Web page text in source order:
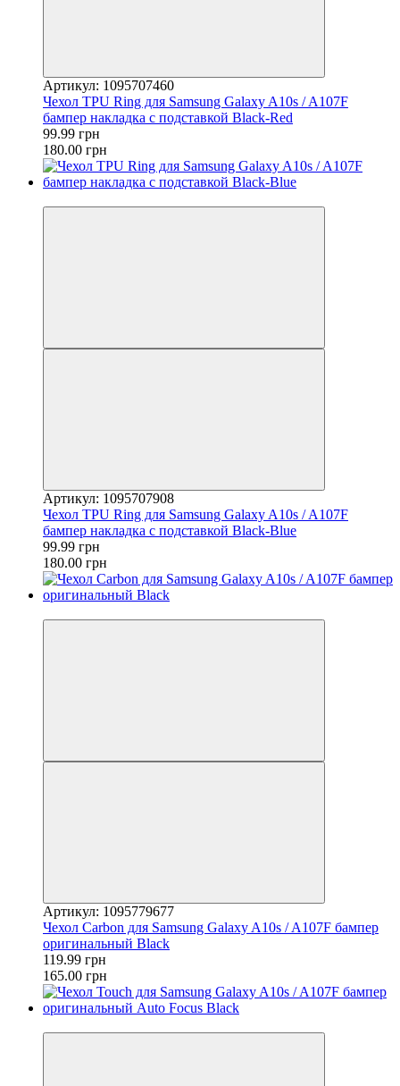
Артикул: 1095707460
Чехол TPU Ring для Samsung Galaxy A10s / A107F
бампер накладка с подставкой Black-Red
99.99 грн
180.00 грн
Артикул: 1095707908
Чехол TPU Ring для Samsung Galaxy A10s / A107F
бампер накладка с подставкой Black-Blue
99.99 грн
180.00 грн
Артикул: 1095779677
Чехол Carbon для Samsung Galaxy A10s / A107F бампер
оригинальный Black
119.99 грн
165.00 грн